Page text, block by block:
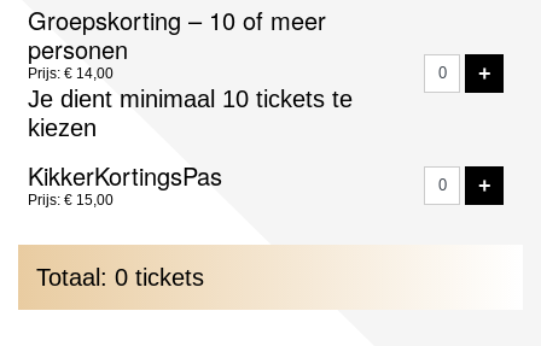
Groepskorting – 10 of meer
personen
Prijs: € 14,00
Je dient minimaal 10 tickets te
kiezen
+
KikkerKortingsPas
Prijs: € 15,00
+
Totaal: 0 tickets